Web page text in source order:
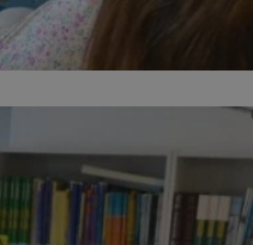
sesji.
sesji.
ważnych raportów
internetowej.
identyfikatora